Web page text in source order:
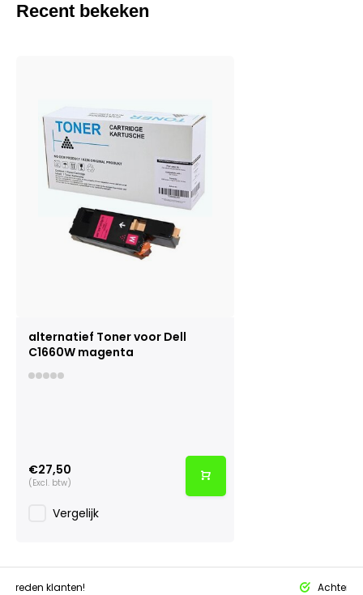
Recent bekeken
alternatief Toner voor Dell
C1660W magenta
€27,50
(Excl. btw)
Vergelijk
klanten! Achteraf